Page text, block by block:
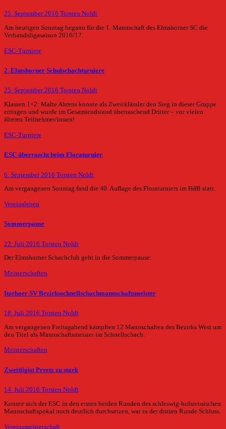
25. September 2016 Torsten Noldt
Am heutigen Sonntag begann für die 1. Mannschaft des Elmshorner SC die
Verbandsligasaison 2016/17.
ESC-Turniere
2. Elmshorner Schulschachturniere
25. September 2016 Torsten Noldt
Klassen 1+2: Malte Ahrens konnte als Zweitklässler den Sieg in dieser Gruppe
erringen und wurde im Gesamtendstand überraschend Dritter – vor vielen
älteren Teilnehmer/innen!
ESC-Turniere
ESC überrascht beim Floraturnier
6. September 2016 Torsten Noldt
Am vergangenen Sonntag fand die 40. Auflage des Floraturniers im HdB statt.
Vereinsleben
Sommerpause
22. Juli 2016 Torsten Noldt
Der Elmshorner Schachclub geht in die Sommerpause.
Meisterschaften
Itzehoer SV Bezirksschnellschachmannschaftsmeister
18. Juli 2016 Torsten Noldt
Am vergangenen Freitagabend kämpften 12 Mannschaften des Bezirks West um
den Titel als Mannschaftsmeister im Schnellschach.
Meisterschaften
Zweitligist Preetz zu stark
14. Juli 2016 Torsten Noldt
Konnte sich der ESC in den ersten beiden Runden des schleswig-holsteinischen
Mannschaftspokal noch deutlich durchsetzen, war in der dritten Runde Schluss.
Vereinsmeisterschaft